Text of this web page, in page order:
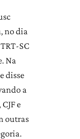
no dia
SC
Na
disse
a
e
outras